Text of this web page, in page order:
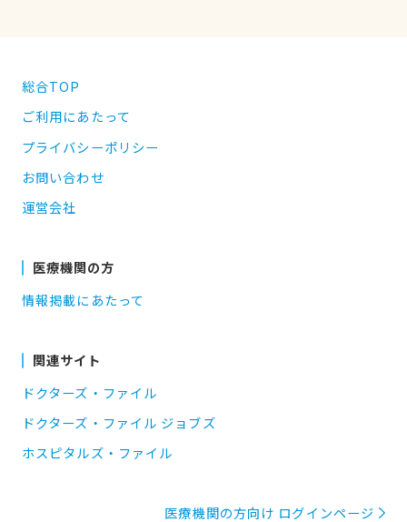
総合TOP
ご利用にあたって
プライバシーポリシー
お問い合わせ
運営会社
医療機関の方
情報掲載にあたって
関連サイト
ドクターズ・ファイル
ドクターズ・ファイル ジョブズ
ホスピタルズ・ファイル
医療機関の方向け ログインページ